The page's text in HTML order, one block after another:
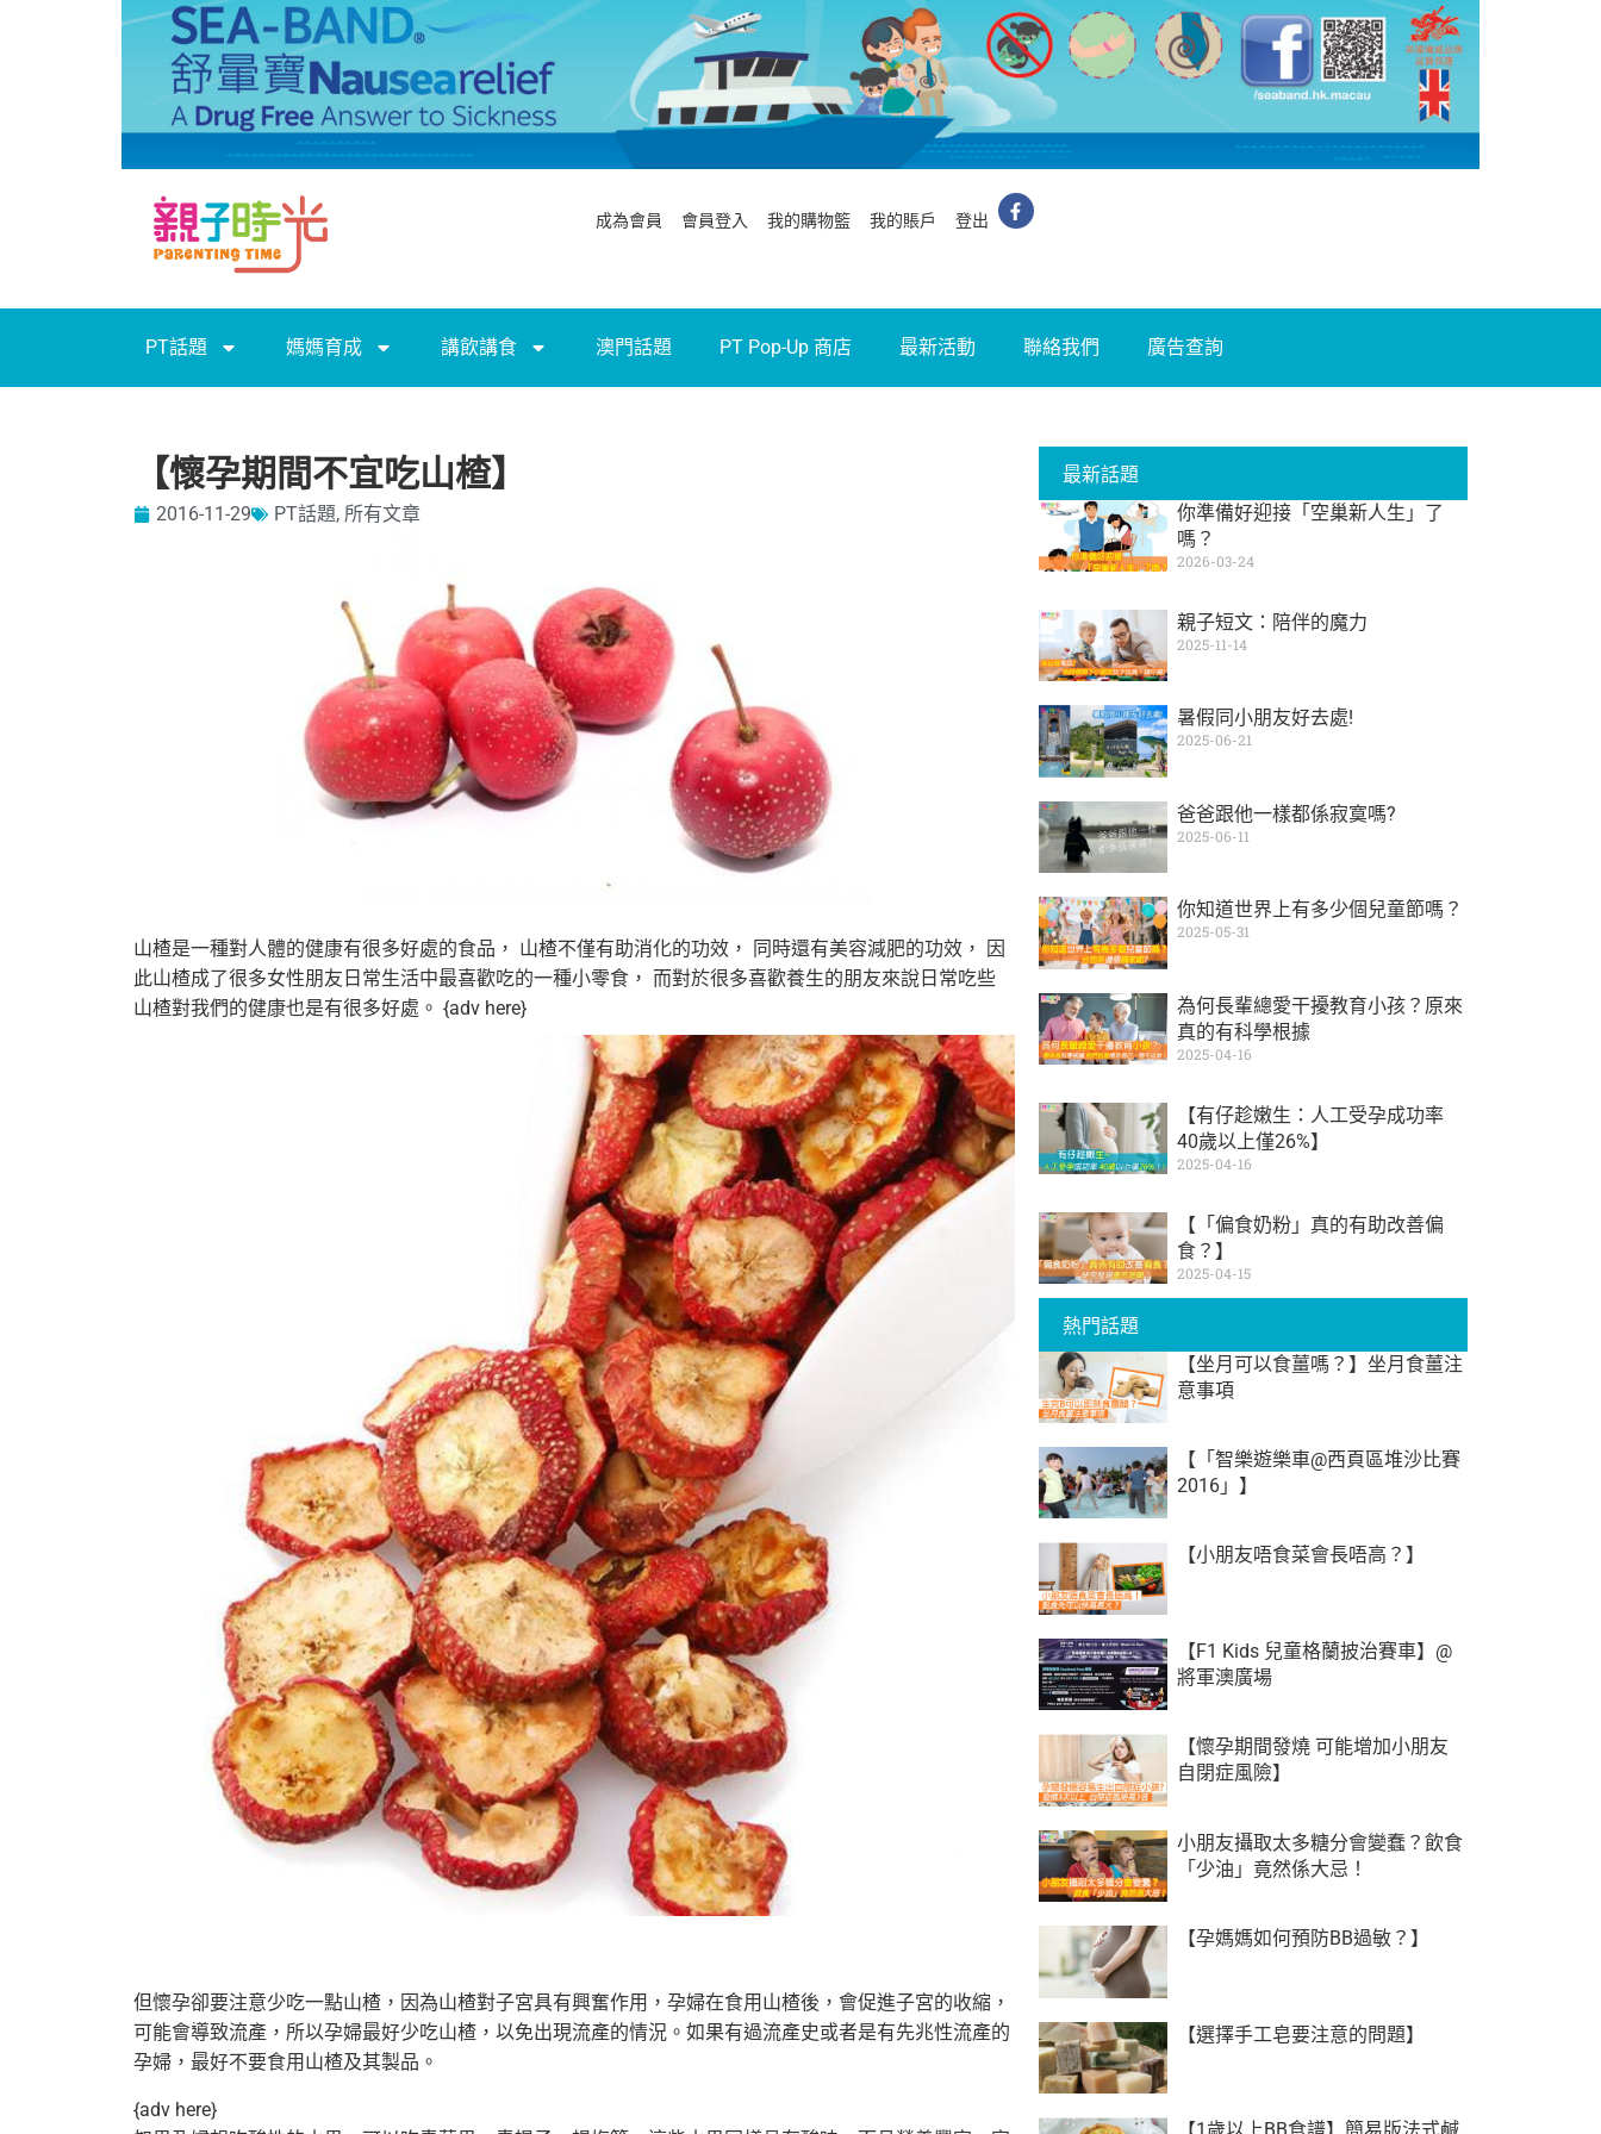
成為會員 會員登入 我的購物籃 我的賬戶 登出
PT話題 媽媽育成 講飲講食 澳門話題 PT Pop-Up 商店 最新活動 聯絡我們 廣告查詢
【懷孕期間不宜吃山楂】
2016-11-29 PT話題, 所有文章
山楂是一種對人體的健康有很多好處的食品， 山楂不僅有助消化的功效， 同時還有美容減肥的功效， 因
此山楂成了很多女性朋友日常生活中最喜歡吃的一種小零食， 而對於很多喜歡養生的朋友來說日常吃些
山楂對我們的健康也是有很多好處。 {adv here}
但懷孕卻要注意少吃一點山楂，因為山楂對子宮具有興奮作用，孕婦在食用山楂後，會促進子宮的收縮，
可能會導致流產，所以孕婦最好少吃山楂，以免出現流產的情況。如果有過流產史或者是有先兆性流產的
孕婦，最好不要食用山楂及其製品。
{adv here}
最新話題
你準備好迎接「空巢新人生」了
嗎？
2026-03-24
親子短文：陪伴的魔力
2025-11-14
暑假同小朋友好去處!
2025-06-21
爸爸跟他一樣都係寂寞嗎?
2025-06-11
你知道世界上有多少個兒童節嗎？
2025-05-31
為何長輩總愛干擾教育小孩？原來
真的有科學根據
2025-04-16
【有仔趁嫩生：人工受孕成功率
40歲以上僅26%】
2025-04-16
【「偏食奶粉」真的有助改善偏
食？】
2025-04-15
熱門話題
【坐月可以食薑嗎？】坐月食薑注
意事項
【「智樂遊樂車@西頁區堆沙比賽
2016」】
【小朋友唔食菜會長唔高？】
【F1 Kids 兒童格蘭披治賽車】@
將軍澳廣場
【懷孕期間發燒 可能增加小朋友
自閉症風險】
小朋友攝取太多糖分會變蠢？飲食
「少油」竟然係大忌！
【孕媽媽如何預防BB過敏？】
【選擇手工皂要注意的問題】